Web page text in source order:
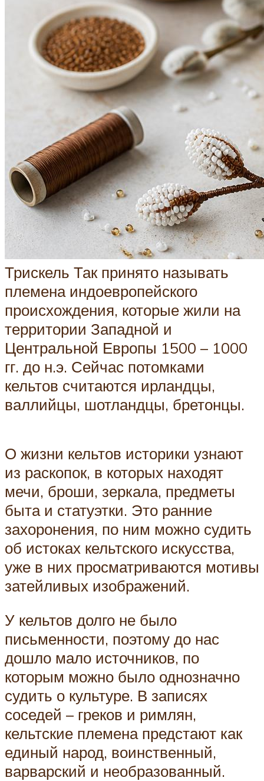
Трискель Так принято называть
племена индоевропейского
происхождения, которые жили на
территории Западной и
Центральной Европы 1500 – 1000
гг. до н.э. Сейчас потомками
кельтов считаются ирландцы,
валлийцы, шотландцы, бретонцы.
О жизни кельтов историки узнают
из раскопок, в которых находят
мечи, броши, зеркала, предметы
быта и статуэтки. Это ранние
захоронения, по ним можно судить
об истоках кельтского искусства,
уже в них просматриваются мотивы
затейливых изображений.
У кельтов долго не было
письменности, поэтому до нас
дошло мало источников, по
которым можно было однозначно
судить о культуре. В записях
соседей – греков и римлян,
кельтские племена предстают как
единый народ, воинственный,
варварский и необразованный.